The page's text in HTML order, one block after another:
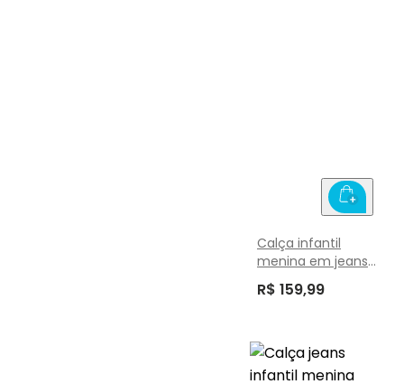
Calça infantil
menina em jeans
Brandili
R$ 159,99